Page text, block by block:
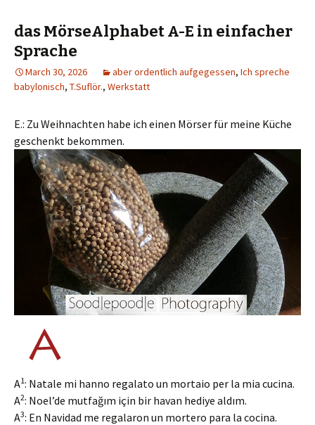
das MörseAlphabet A-E in einfacher
Sprache
March 30, 2026 aber ordentlich aufgegessen, Ich spreche
babylonisch, T.Suflör., Werkstatt
E.: Zu Weihnachten habe ich einen Mörser für meine Küche
geschenkt bekommen.
A1: Natale mi hanno regalato un mortaio per la mia cucina.
A2: Noel’de mutfağım için bir havan hediye aldım.
A3: En Navidad me regalaron un mortero para la cocina.